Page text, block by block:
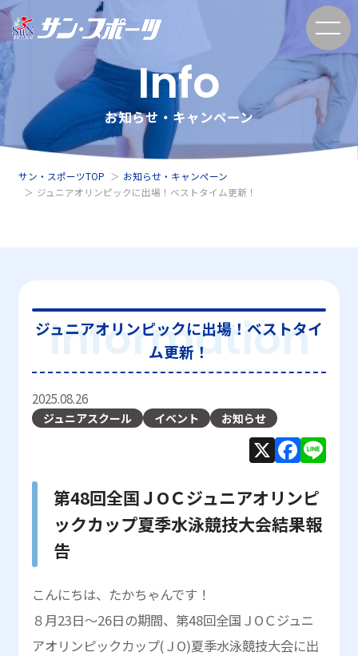
Info
お知らせ・キャンペーン
サン・スポーツTOP
お知らせ・キャンペーン
ジュニアオリンピックに出場！ベストタイム更新！
ジュニアオリンピックに出場！ベストタイ
ム更新！
Information
2025.08.26
ジュニアスクール イベント お知らせ
X F
a
c
e
k
第48回全国ＪОＣジュニアオリンピ
ックカップ夏季水泳競技大会結果報
告
こんにちは、たかちゃんです！
８月23日～26日の期間、第48回全国ＪОＣジュニ
アオリンピックカップ(ＪО)夏季水泳競技大会に出